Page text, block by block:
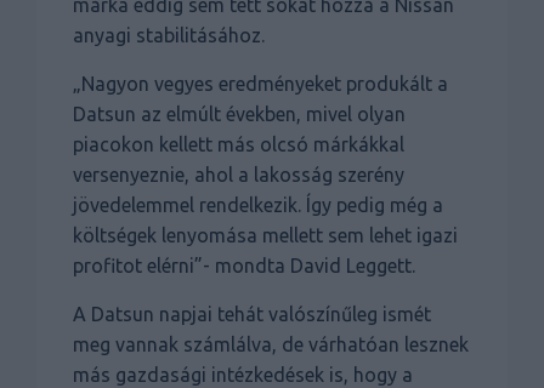
márka eddig sem tett sokat hozzá a Nissan
anyagi stabilitásához.
„Nagyon vegyes eredményeket produkált a
Datsun az elmúlt években, mivel olyan
piacokon kellett más olcsó márkákkal
versenyeznie, ahol a lakosság szerény
jövedelemmel rendelkezik. Így pedig még a
költségek lenyomása mellett sem lehet igazi
profitot elérni”- mondta David Leggett.
A Datsun napjai tehát valószínűleg ismét
meg vannak számlálva, de várhatóan lesznek
más gazdasági intézkedések is, hogy a